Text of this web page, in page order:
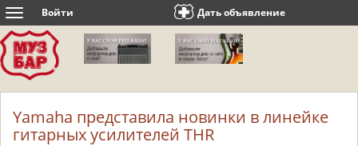
Toggle
navigation
Войти Дать объявление
Yamaha представила новинки в линейке
гитарных усилителей THR